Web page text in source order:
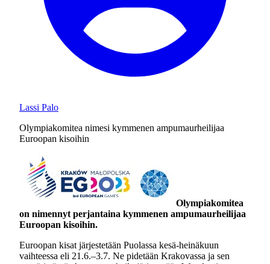
Lassi Palo
Olympiakomitea nimesi kymmenen ampumaurheilijaa
Euroopan kisoihin
Olympiakomitea
on nimennyt perjantaina kymmenen ampumaurheilijaa
Euroopan kisoihin.
Euroopan kisat järjestetään Puolassa kesä-heinäkuun
vaihteessa eli 21.6.–3.7. Ne pidetään Krakovassa ja sen